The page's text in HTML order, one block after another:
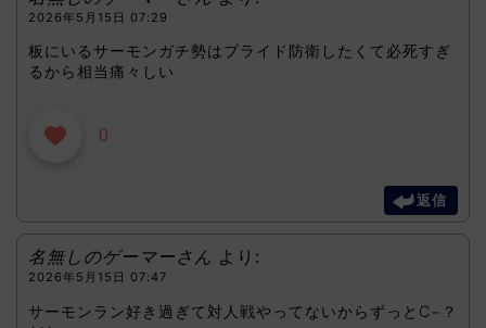
2026年5月15日 07:29
板にいるサーモンガチ勢はプライド防衛したくて必死すぎ
るから相当痛々しい
0
返信
名無しのゲーマーさん より:
2026年5月15日 07:47
サーモンラン好き過ぎて対人戦やってないからずっとC−？